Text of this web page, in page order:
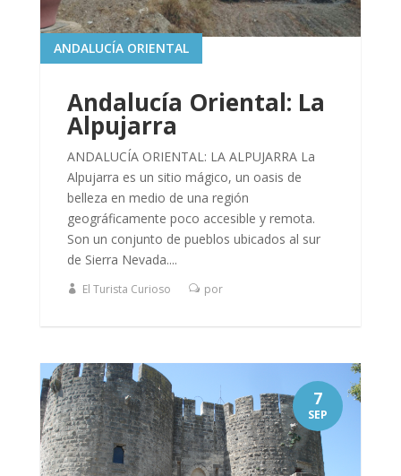
Andalucía Oriental: La
Alpujarra
ANDALUCÍA ORIENTAL
ANDALUCÍA ORIENTAL: LA ALPUJARRA La
Alpujarra es un sitio mágico, un oasis de
belleza en medio de una región
geográficamente poco accesible y remota.
Son un conjunto de pueblos ubicados al sur
de Sierra Nevada....
El Turista Curioso por
7
SEP